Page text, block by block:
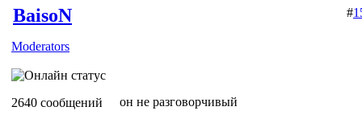
BaisoN
Moderators
2640 сообщений
#
он не разговорчивый